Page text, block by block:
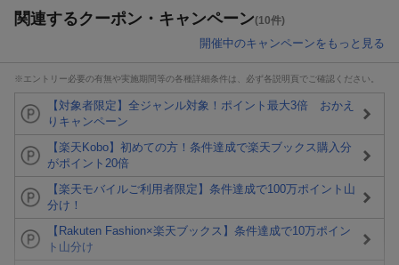
関連するクーポン・キャンペーン(10件)
開催中のキャンペーンをもっと見る
※エントリー必要の有無や実施期間等の各種詳細条件は、必ず各説明頁でご確認ください。
【対象者限定】全ジャンル対象！ポイント最大3倍 おかえ
りキャンペーン
【楽天Kobo】初めての方！条件達成で楽天ブックス購入分
がポイント20倍
【楽天モバイルご利用者限定】条件達成で100万ポイント山
分け！
【Rakuten Fashion×楽天ブックス】条件達成で10万ポイン
ト山分け